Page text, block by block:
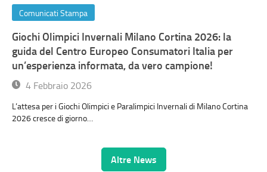
Comunicati Stampa
Giochi Olimpici Invernali Milano Cortina 2026: la
guida del Centro Europeo Consumatori Italia per
un’esperienza informata, da vero campione!
4 Febbraio 2026
L’attesa per i Giochi Olimpici e Paralimpici Invernali di Milano Cortina
2026 cresce di giorno…
Altre News